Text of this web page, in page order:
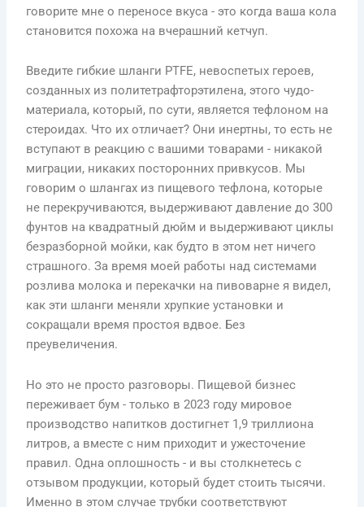
говорите мне о переносе вкуса - это когда ваша кола
становится похожа на вчерашний кетчуп.
Введите гибкие шланги PTFE, невоспетых героев,
созданных из политетрафторэтилена, этого чудо-
материала, который, по сути, является тефлоном на
стероидах. Что их отличает? Они инертны, то есть не
вступают в реакцию с вашими товарами - никакой
миграции, никаких посторонних привкусов. Мы
говорим о шлангах из пищевого тефлона, которые
не перекручиваются, выдерживают давление до 300
фунтов на квадратный дюйм и выдерживают циклы
безразборной мойки, как будто в этом нет ничего
страшного. За время моей работы над системами
розлива молока и перекачки на пивоварне я видел,
как эти шланги меняли хрупкие установки и
сокращали время простоя вдвое. Без
преувеличения.
Но это не просто разговоры. Пищевой бизнес
переживает бум - только в 2023 году мировое
производство напитков достигнет 1,9 триллиона
литров, а вместе с ним приходит и ужесточение
правил. Одна оплошность - и вы столкнетесь с
отзывом продукции, который будет стоить тысячи.
Именно в этом случае трубки соответствуют